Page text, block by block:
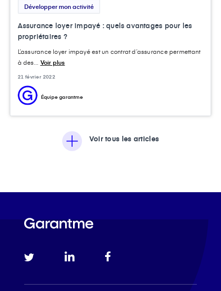
Développer mon activité
Assurance loyer impayé : quels avantages pour les
propriétaires ?
L’assurance loyer impayé est un contrat d’assurance permettant
à des... Voir plus
21 février 2022
Équipe garantme
Voir tous les articles